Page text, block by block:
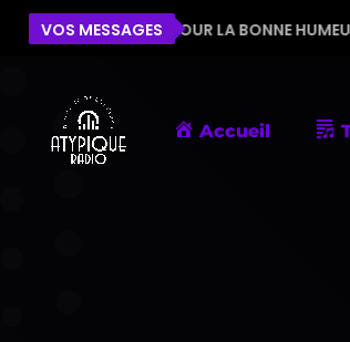
VOS MESSAGES
POUR LA BONNE HUMEUR. AMITIÉS DE
Accueil